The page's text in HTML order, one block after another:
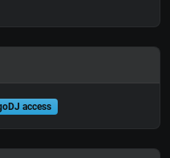
access